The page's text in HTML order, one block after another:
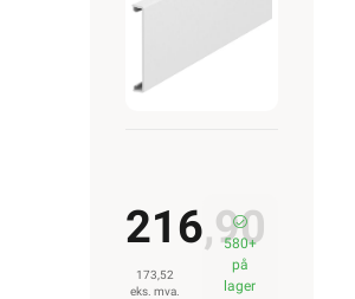
216,90
173,52
eks. mva.
580+
på
lager